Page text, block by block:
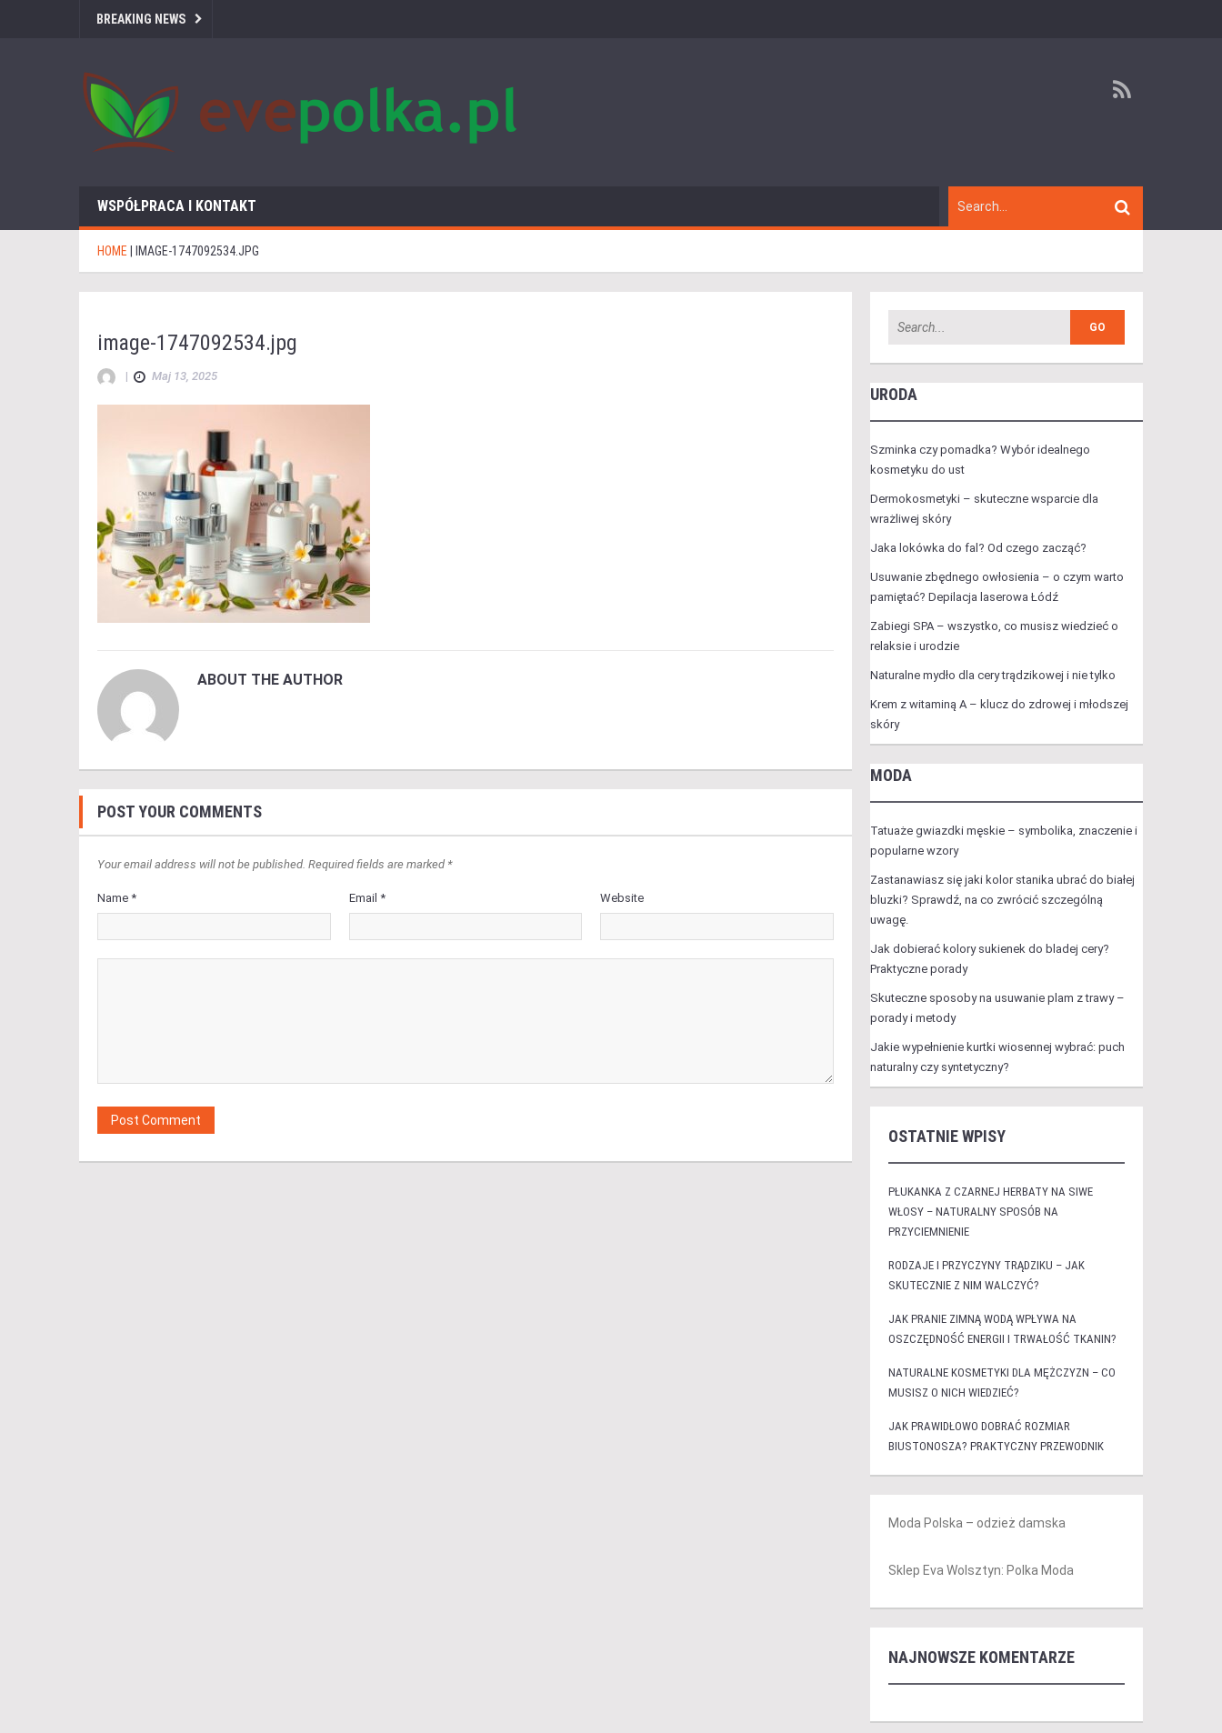
BREAKING NEWS
WSPÓŁPRACA I KONTAKT
HOME IMAGE-1747092534.JPG
image-1747092534.jpg
| Maj 13, 2025
ABOUT THE AUTHOR
POST YOUR COMMENTS
Your email address will not be published. Required fields are marked *
Name * Email * Website
URODA
Szminka czy pomadka? Wybór idealnego
kosmetyku do ust
Dermokosmetyki – skuteczne wsparcie dla
wrażliwej skóry
Jaka lokówka do fal? Od czego zacząć?
Usuwanie zbędnego owłosienia – o czym warto
pamiętać? Depilacja laserowa Łódź
Zabiegi SPA – wszystko, co musisz wiedzieć o
relaksie i urodzie
Naturalne mydło dla cery trądzikowej i nie tylko
Krem z witaminą A – klucz do zdrowej i młodszej
skóry
MODA
Tatuaże gwiazdki męskie – symbolika, znaczenie i
popularne wzory
Zastanawiasz się jaki kolor stanika ubrać do białej
bluzki? Sprawdź, na co zwrócić szczególną
uwagę.
Jak dobierać kolory sukienek do bladej cery?
Praktyczne porady
Skuteczne sposoby na usuwanie plam z trawy –
porady i metody
Jakie wypełnienie kurtki wiosennej wybrać: puch
naturalny czy syntetyczny?
OSTATNIE WPISY
PŁUKANKA Z CZARNEJ HERBATY NA SIWE
WŁOSY – NATURALNY SPOSÓB NA
PRZYCIEMNIENIE
RODZAJE I PRZYCZYNY TRĄDZIKU – JAK
SKUTECZNIE Z NIM WALCZYĆ?
JAK PRANIE ZIMNĄ WODĄ WPŁYWA NA
OSZCZĘDNOŚĆ ENERGII I TRWAŁOŚĆ TKANIN?
NATURALNE KOSMETYKI DLA MĘŻCZYZN – CO
MUSISZ O NICH WIEDZIEĆ?
JAK PRAWIDŁOWO DOBRAĆ ROZMIAR
BIUSTONOSZA? PRAKTYCZNY PRZEWODNIK
Moda Polska – odzież damska
Sklep Eva Wolsztyn: Polka Moda
NAJNOWSZE KOMENTARZE